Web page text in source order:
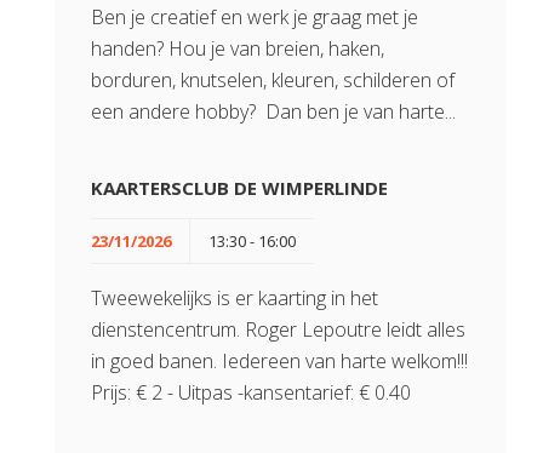
Ben je creatief en werk je graag met je
handen? Hou je van breien, haken,
borduren, knutselen, kleuren, schilderen of
een andere hobby? Dan ben je van harte...
KAARTERSCLUB DE WIMPERLINDE
23/11/2026 13:30 - 16:00
Tweewekelijks is er kaarting in het
dienstencentrum. Roger Lepoutre leidt alles
in goed banen. Iedereen van harte welkom!!!
Prijs: € 2 - Uitpas -kansentarief: € 0.40